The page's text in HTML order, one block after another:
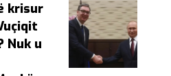
krisur
Nuk u